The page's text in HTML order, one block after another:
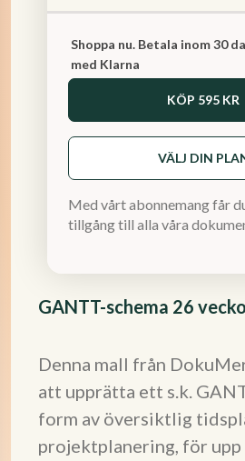
GANTT-schema 26
Denna mall från
att upprätta ett s.k.
form av översiktlig
projektplanering, för
Shoppa nu. Betala inom 30
med Klarna
KÖP 595 KR
VÄLJ DIN
Med vårt abonnemang får
tillgång till alla våra